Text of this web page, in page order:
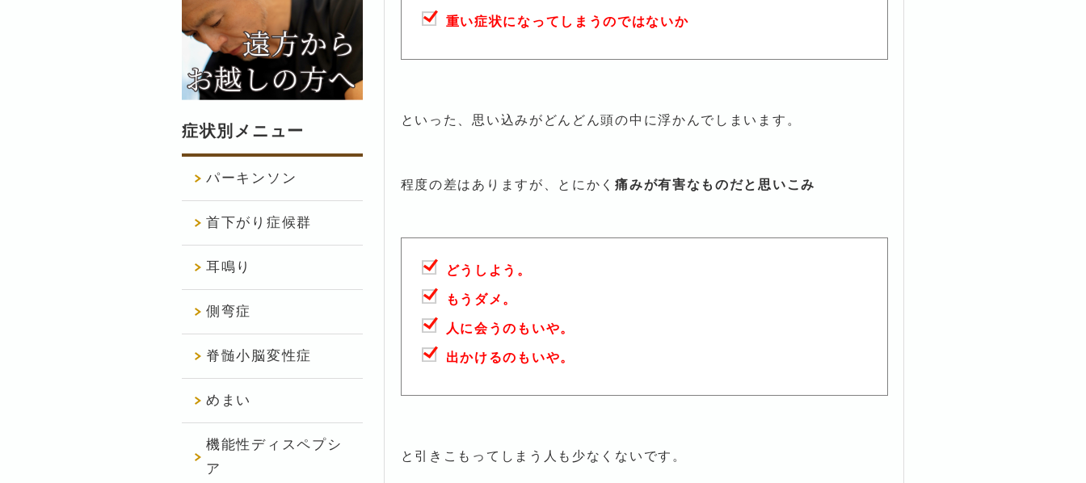
重い症状になってしまうのではないか
といった、思い込みがどんどん頭の中に浮かんでしまいます。
程度の差はありますが、とにかく痛みが有害なものだと思いこみ
どうしよう。
もうダメ。
人に会うのもいや。
出かけるのもいや。
と引きこもってしまう人も少なくないです。
症状別メニュー
パーキンソン
首下がり症候群
耳鳴り
側弯症
脊髄小脳変性症
めまい
機能性ディスペプシ
ア